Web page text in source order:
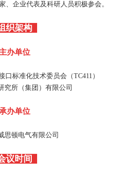
、企业代表及科研人员积极参会。
织架构
主办单位
口标准化技术委员会（TC411）
究所（集团）有限公司
办单位
思顿电气有限公司
议时间